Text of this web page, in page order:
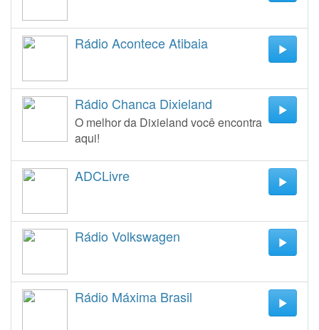
Rádio Acontece Atibaia
Rádio Chanca Dixieland
O melhor da Dixieland você encontra
aqui!
ADCLivre
Rádio Volkswagen
Rádio Máxima Brasil